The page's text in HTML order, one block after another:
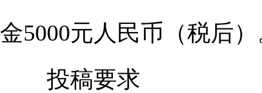
金5000元人民币（税后
投稿要求